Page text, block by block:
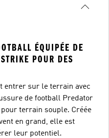
ÉQUIPÉE DE
POUR DES
entrer sur le terrain avec
de football Predator
terrain souple. Créée
en grand, elle est
leur potentiel.